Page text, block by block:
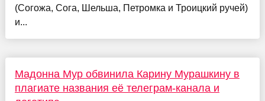
(Согожа, Сога, Шельша, Петромка и Троицкий ручей)
и...
Мадонна Мур обвинила Карину Мурашкину в
плагиате названия её телеграм-канала и